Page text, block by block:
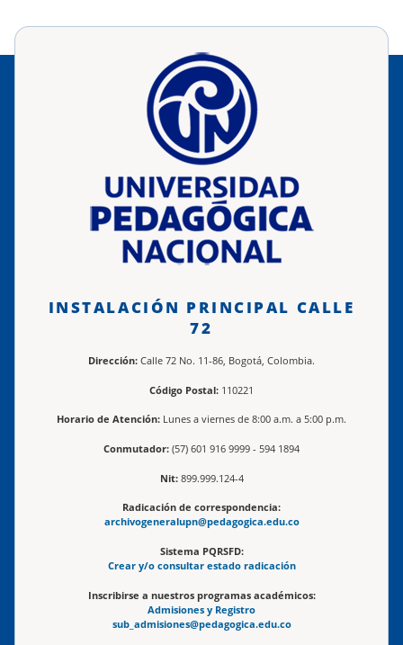
INSTALACIÓN PRINCIPAL CALLE
72
Dirección: Calle 72 No. 11-86, Bogotá, Colombia.
Código Postal: 110221
Horario de Atención: Lunes a viernes de 8:00 a.m. a 5:00 p.m.
Conmutador: (57) 601 916 9999 - 594 1894
Nit:899.999.124-4
Radicación de correspondencia:
archivogeneralupn@pedagogica.edu.co
Sistema PQRSFD:
Crear y/o consultar estado radicación
Inscribirse a nuestros programas académicos:
Admisiones y Registro
sub_admisiones@pedagogica.edu.co